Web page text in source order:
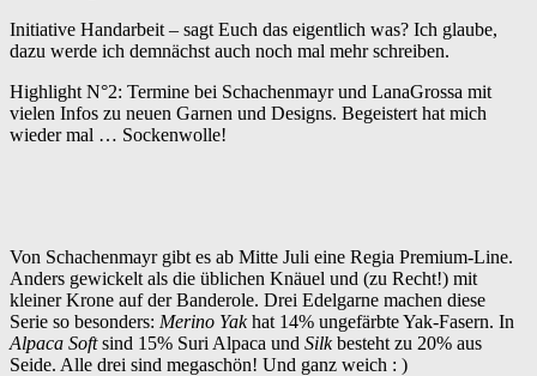
Initiative Handarbeit – sagt Euch das eigentlich was? Ich glaube,
dazu werde ich demnächst auch noch mal mehr schreiben.
Highlight N°2: Termine bei Schachenmayr und LanaGrossa mit
vielen Infos zu neuen Garnen und Designs. Begeistert hat mich
wieder mal … Sockenwolle!
Von Schachenmayr gibt es ab Mitte Juli eine Regia Premium-Line.
Anders gewickelt als die üblichen Knäuel und (zu Recht!) mit
kleiner Krone auf der Banderole. Drei Edelgarne machen diese
Serie so besonders: Merino Yakhat 14% ungefärbte Yak-Fasern. In
Alpaca Softsind 15% Suri Alpaca und Silkbesteht zu 20% aus
Seide. Alle drei sind megaschön! Und ganz weich : )